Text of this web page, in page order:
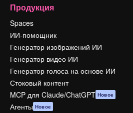
Продукция
Spaces
ИИ-помощник
Генератор изображений ИИ
Генератор видео ИИ
Генератор голоса на основе ИИ
Стоковый контент
MCP для Claude/ChatGPT Новое
Агенты Новое